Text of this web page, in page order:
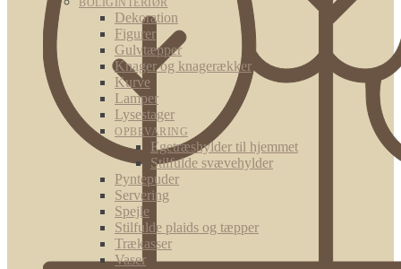
BOLIGINTERIØR
Dekoration
Figurer
Gulvtæpper
Knager og knagerækker
Kurve
Lamper
Lysestager
OPBEVARING
Egetræshylder til hjemmet
Stilfulde svævehylder
Pyntepuder
Servering
Spejle
Stilfulde plaids og tæpper
Trækasser
Vaser